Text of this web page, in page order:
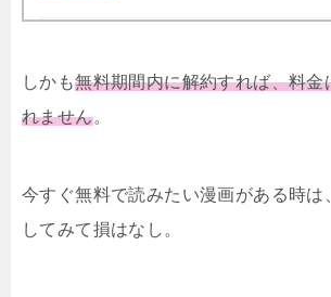
しかも無料期間内に解約すれば、料金
れません。
今すぐ無料で読みたい漫画がある時は
してみて損はなし。